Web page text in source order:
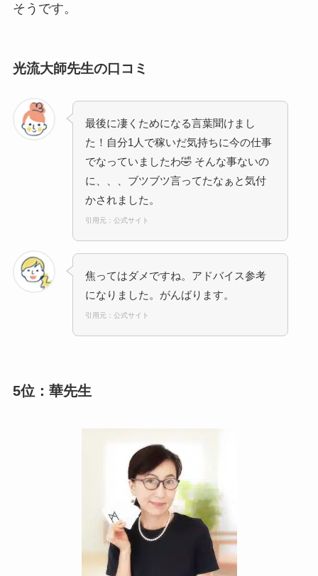
そうです。
光流大師先生の口コミ
最後に凄くためになる言葉聞けまし
た！自分1人で稼いだ気持ちに今の仕事
でなっていましたわ🤣 そんな事ないの
に、、、ブツブツ言ってたなぁと気付
かされました。
引用元：公式サイト
焦ってはダメですね。アドバイス参考
になりました。がんばります。
引用元：公式サイト
5位：華先生